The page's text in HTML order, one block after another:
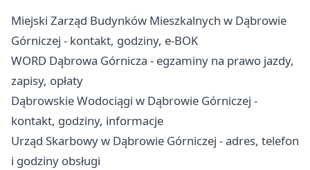
Miejski Zarząd Budynków Mieszkalnych w Dąbrowie
Górniczej - kontakt, godziny, e-BOK
WORD Dąbrowa Górnicza - egzaminy na prawo jazdy,
zapisy, opłaty
Dąbrowskie Wodociągi w Dąbrowie Górniczej -
kontakt, godziny, informacje
Urząd Skarbowy w Dąbrowie Górniczej - adres, telefon
i godziny obsługi